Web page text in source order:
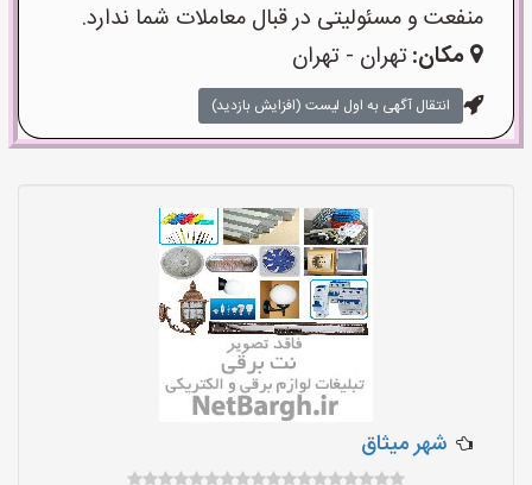
منفعت و مسئولیتی در قبال معاملات شما ندارد.
مکان:تهران - تهران
انتقال آگهی به اول لیست (افزایش بازدید)
شهر میثاق